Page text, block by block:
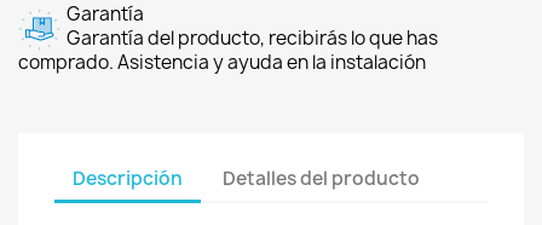
Garantía
Garantía del producto, recibirás lo que has
comprado. Asistencia y ayuda en la instalación
Descripción Detalles del producto